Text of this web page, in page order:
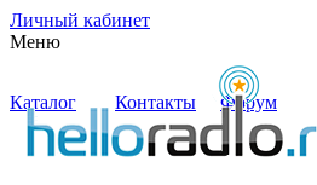
Личный кабинет
Меню
Каталог Контакты Форум